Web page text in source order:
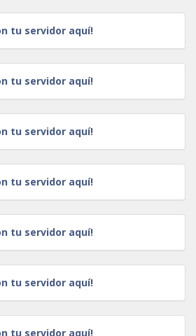
tu servidor aquí!
tu servidor aquí!
tu servidor aquí!
tu servidor aquí!
tu servidor aquí!
tu servidor aquí!
tu servidor aquí!